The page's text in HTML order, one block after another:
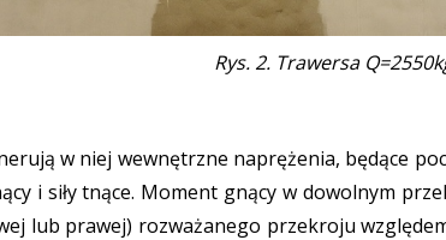
Rys. 2. Trawersa
w niej wewnętrzne naprężenia, będące
i siły tnące. Moment gnący w dowolnym
lub prawej) rozważanego przekroju